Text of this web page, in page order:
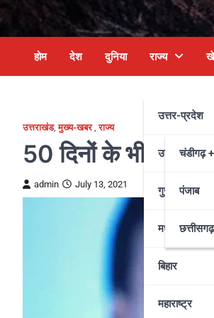
होम देश दुनिया राज्य
उत्तर-प्रदेश
उत्तराखंड
चंडीगढ़
गुजरातपंजाब
छत्तीसगढ़
मध्य प्रदेश
बिहार
महाराष्ट्र
उत्तराखंड,मुख्य-खबर,राज्य
50 दिनों के भीतर
admin July 13, 2021